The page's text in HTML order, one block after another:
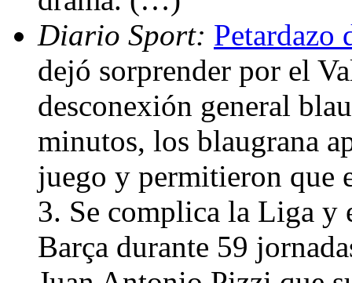
Diario Sport: Petardazo
dejó sorprender por el
desconexión general
minutos, los blaugrana
juego y permitieron que
3. Se complica la Liga y
Barça durante 59